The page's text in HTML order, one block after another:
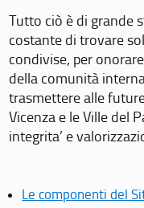
Tutto ciò è di grande
costante di trovare
condivise, per
della comunità
trasmettere alle
Vicenza e le Ville del
integrita’ e
Le componenti del